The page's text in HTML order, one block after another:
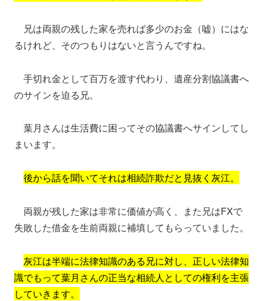
兄は両親の残した家を売れば多少のお金（嘘）にはな
るけれど、そのつもりはないと言うんですね。
手切れ金として百万を渡す代わり、遺産分割協議書へ
のサインを迫る兄。
葉月さんは生活費に困ってその協議書へサインしてし
まいます。
後から話を聞いてそれは相続詐欺だと見抜く灰江。
両親が残した家は非常に価値が高く、また兄はFXで
失敗した借金を生前両親に補填してもらっていました。
灰江は半端に法律知識のある兄に対し、正しい法律知
識でもって葉月さんの正当な相続人としての権利を主張
していきます。